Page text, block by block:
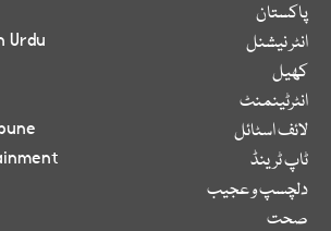
پاکستان
انٹر نیشنل
کھیل
انٹرٹینمنٹ
لائف اسٹائل
ٹاپ ٹرینڈ
دلچسپ و عجیب
صحت
Urdu